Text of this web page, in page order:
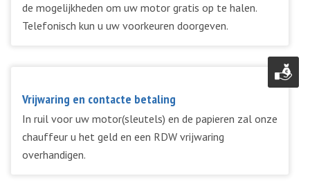
de mogelijkheden om uw motor gratis op te halen.
Telefonisch kun u uw voorkeuren doorgeven.
Vrijwaring en contacte betaling
In ruil voor uw motor(sleutels) en de papieren zal onze
chauffeur u het geld en een RDW vrijwaring
overhandigen.